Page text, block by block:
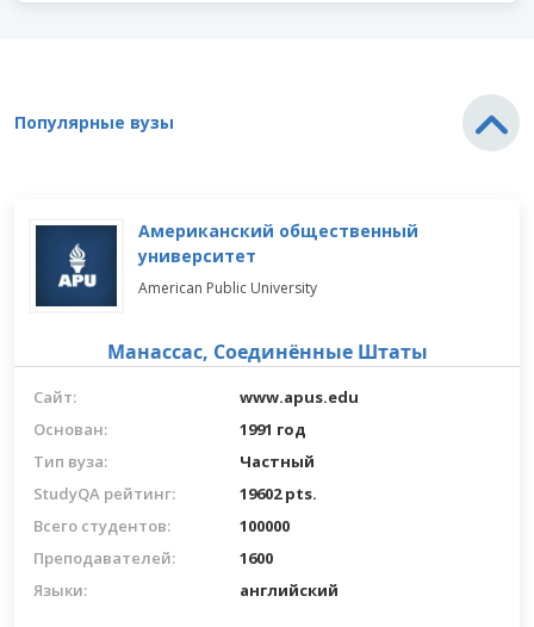
Популярные вузы
Американский общественный
университет
American Public University
Манассас, Соединённые Штаты
Сайт:
www.apus.edu
Основан:
1991 год
Тип вуза:
Частный
StudyQA рейтинг:
19602 pts.
Всего студентов:
100000
Преподавателей:
1600
Языки:
английский